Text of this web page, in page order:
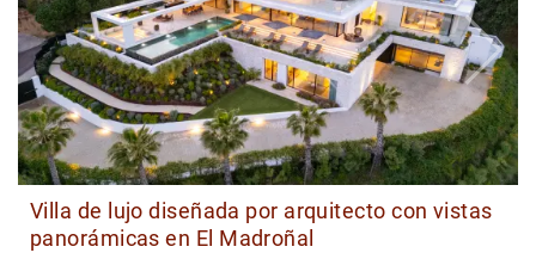
Villa de lujo diseñada por arquitecto con vistas
panorámicas en El Madroñal